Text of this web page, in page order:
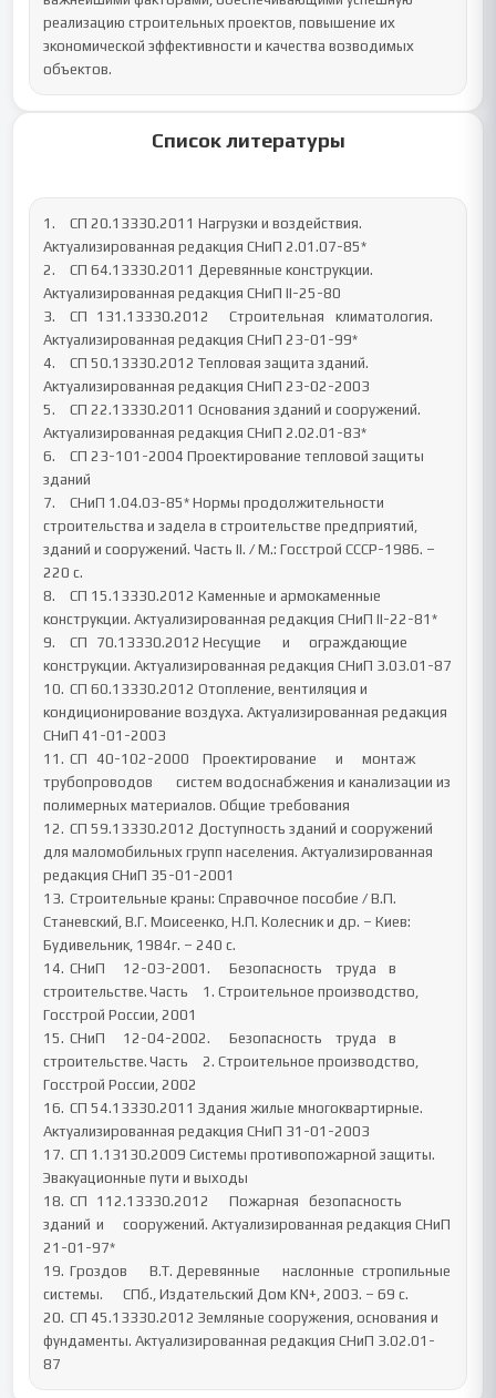
реализацию строительных проектов, повышение их
экономической эффективности и качества возводимых
объектов.
Список литературы
1.	СП 20.13330.2011 Нагрузки и воздействия.
Актуализированная редакция СНиП 2.01.07-85*
2.	СП 64.13330.2011 Деревянные конструкции.
Актуализированная редакция СНиП II-25-80
3.	СП	131.13330.2012	Строительная	климатология.
Актуализированная редакция СНиП 23-01-99*
4.	СП 50.13330.2012 Тепловая защита зданий.
Актуализированная редакция СНиП 23-02-2003
5.	СП 22.13330.2011 Основания зданий и сооружений.
Актуализированная редакция СНиП 2.02.01-83*
6.	СП 23-101-2004 Проектирование тепловой защиты
зданий
7.	СНиП 1.04.03-85* Нормы продолжительности
строительства и задела в строительстве предприятий,
зданий и сооружений. Часть II. / М.: Госстрой СССР-1986. –
220 с.
8.	СП 15.13330.2012 Каменные и армокаменные
конструкции. Актуализированная редакция СНиП II-22-81*
9.	СП	70.13330.2012	Несущие	и	ограждающие
конструкции. Актуализированная редакция СНиП 3.03.01-87
10.	СП 60.13330.2012 Отопление, вентиляция и
кондиционирование воздуха. Актуализированная редакция
СНиП 41-01-2003
11.	СП	40-102-2000	Проектирование	и	монтаж
трубопроводов	систем водоснабжения и канализации из
полимерных материалов. Общие требования
12.	СП 59.13330.2012 Доступность зданий и сооружений
для маломобильных групп населения. Актуализированная
редакция СНиП 35-01-2001
13.	Строительные краны: Справочное пособие / В.П.
Станевский, В.Г. Моисеенко, Н.П. Колесник и др. – Киев:
Будивельник, 1984г. – 240 с.
14.	СНиП	12-03-2001.	Безопасность	труда	в
строительстве.	Часть	1. Строительное производство,
Госстрой России, 2001
15.	СНиП	12-04-2002.	Безопасность	труда	в
строительстве.	Часть	2. Строительное производство,
Госстрой России, 2002
16.	СП 54.13330.2011 Здания жилые многоквартирные.
Актуализированная редакция СНиП 31-01-2003
17.	СП 1.13130.2009 Системы противопожарной защиты.
Эвакуационные пути и выходы
18.	СП	112.13330.2012	Пожарная	безопасность
зданий	и	сооружений. Актуализированная редакция СНиП
21-01-97*
19.	Гроздов	В.Т.	Деревянные	наслонные	стропильные
системы.	СПб., Издательский Дом KN+, 2003. – 69 с.
20.	СП 45.13330.2012 Земляные сооружения, основания и
фундаменты. Актуализированная редакция СНиП 3.02.01-
87